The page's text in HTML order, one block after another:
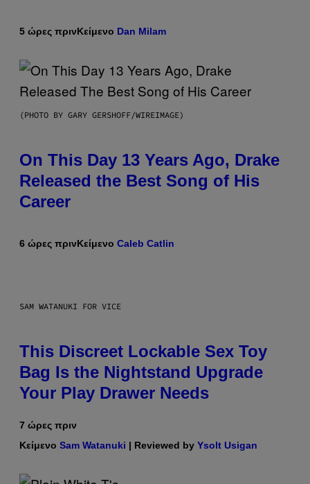
5 ώρες πρινΚείμενο Dan Milam
(PHOTO BY GARY GERSHOFF/WIREIMAGE)
On This Day 13 Years Ago, Drake
Released the Best Song of His
Career
6 ώρες πρινΚείμενο Caleb Catlin
SAM WATANUKI FOR VICE
This Discreet Lockable Sex Toy
Bag Is the Nightstand Upgrade
Your Play Drawer Needs
7 ώρες πριν
Κείμενο Sam Watanuki | Reviewed by Ysolt Usigan